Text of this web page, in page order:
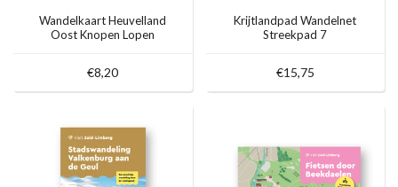
Wandelkaart Heuvelland
Oost Knopen Lopen
€8,20
Krijtlandpad Wandelnet
Streekpad 7
€15,75